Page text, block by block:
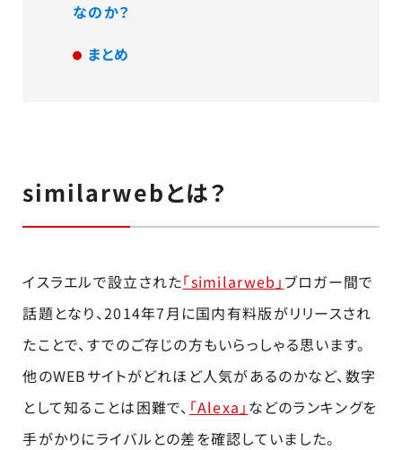
なのか？
まとめ
similarwebとは？
イスラエルで設立された「similarweb」 ブロガー間で
話題となり、2014年7月に国内有料版がリリースされ
たことで、すでのご存じの方もいらっしゃる思います。
他のWEBサイトがどれほど人気があるのかなど、数字
として知ることは困難で、 「Alexa」 などのランキングを
手がかりにライバルとの差を確認していました。